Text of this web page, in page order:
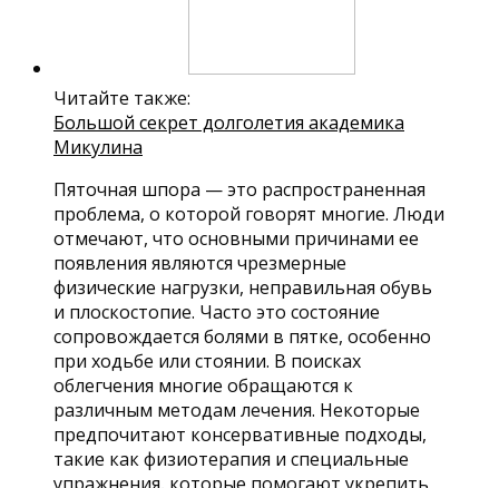
Читайте также:
Большой секрет долголетия академика
Микулина
Пяточная шпора — это распространенная
проблема, о которой говорят многие. Люди
отмечают, что основными причинами ее
появления являются чрезмерные
физические нагрузки, неправильная обувь
и плоскостопие. Часто это состояние
сопровождается болями в пятке, особенно
при ходьбе или стоянии. В поисках
облегчения многие обращаются к
различным методам лечения. Некоторые
предпочитают консервативные подходы,
такие как физиотерапия и специальные